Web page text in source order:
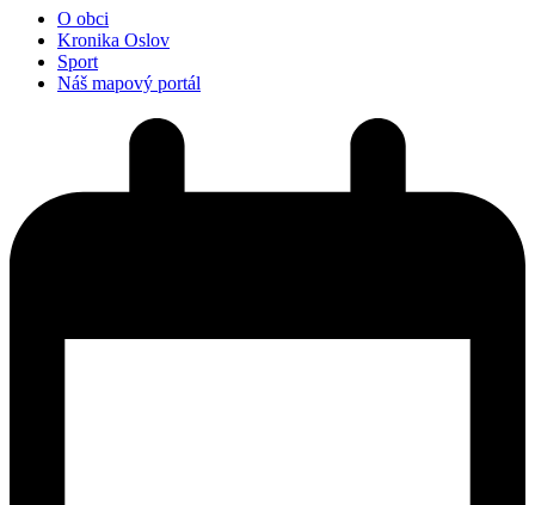
O obci
Kronika Oslov
Sport
Náš mapový portál